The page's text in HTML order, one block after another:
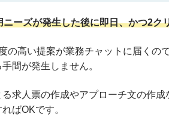
ニーズが発生した後に即日、かつ2ク
の高い提案が業務チャットに届くの
間が発生しません。
求人票の作成やアプローチ文の作
ればOKです。